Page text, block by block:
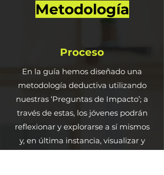
Metodología
Proceso
En la guía hemos diseñado una
metodología deductiva utilizando
nuestras ‘Preguntas de Impacto’; a
través de estas, los jóvenes podrán
reflexionar y explorarse a sí mismos
y, en última instancia, visualizar y